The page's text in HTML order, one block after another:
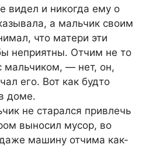
видел и никогда ему о
а мальчик своим
что матери эти
неприятны. Отчим не то
мальчиком, — нет, он,
его. Вот как будто
доме.
не старался привлечь
выносил мусор, во
машину отчима как-